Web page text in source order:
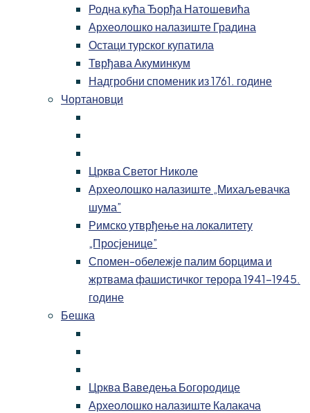
Родна кућа Ђорђа Натошевића
Археолошко налазиште Градина
Остаци турског купатила
Тврђава Акуминкум
Надгробни споменик из 1761. године
Чортановци
Црква Светог Николе
Археолошко налазиште „Михаљевачка
шума”
Римско утврђење на локалитету
„Просјенице”
Спомен-обележје палим борцима и
жртвама фашистичког терора 1941-1945.
године
Бешка
Црква Ваведења Богородице
Археолошко налазиште Калакача